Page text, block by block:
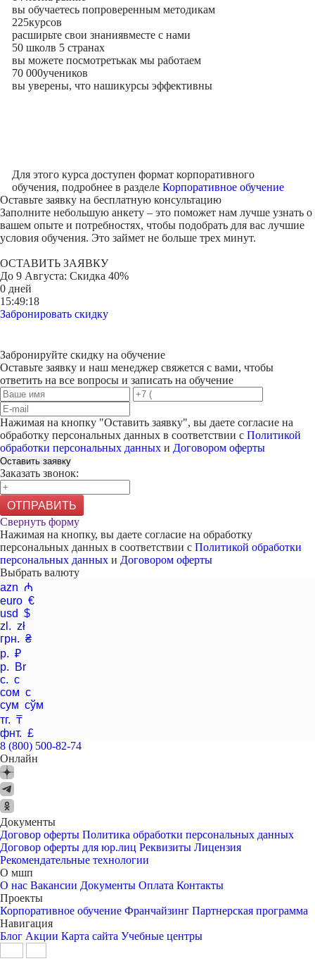
вы обучаетесь попроверенным методикам
225курсов
расширьте свои знаниявместе с нами
50 школв 5 странах
вы можете посмотретькак мы работаем
70 000учеников
вы уверены, что нашикурсы эффективны
Для этого курса доступен формат корпоративного
обучения, подробнее в разделе Корпоративное обучение
Оставьте заявку на бесплатную консультацию
Заполните небольшую анкету – это поможет нам лучше узнать о
вашем опыте и потребностях, чтобы подобрать для вас лучшие
условия обучения. Это займет не больше трех минут.
ОСТАВИТЬ ЗАЯВКУ
До 9 Августа: Скидка 40%
0 дней
15:49:18
Забронировать скидку
Забронируйте скидку на обучение
Оставьте заявку и наш менеджер свяжется с вами, чтобы
ответить на все вопросы и записать на обучение
Нажимая на кнопку "Оставить заявку", вы даете согласие на
обработку персональных данных в соответствии с Политикой
обработки персональных данных и Договором оферты
Оставить заявку
Заказать звонок:
ОТПРАВИТЬ
Свернуть форму
Нажимая на кнопку, вы даете согласие на обработку
персональных данных в соответствии с Политикой обработки
персональных данных и Договором оферты
Выбрать валюту
azn ₼
euro €
usd $
zl. zł
грн. ₴
р. ₽
р. Br
с. с
сом с
сум сўм
тг. ₸
фнт. £
8 (800) 500-82-74
Онлайн
Документы
Договор оферты Политика обработки персональных данных
Договор оферты для юр.лиц Реквизиты Лицензия
Рекомендательные технологии
О мшп
О нас Вакансии Документы Оплата Контакты
Проекты
Корпоративное обучение Франчайзинг Партнерская программа
Навигация
Блог Акции Карта сайта Учебные центры